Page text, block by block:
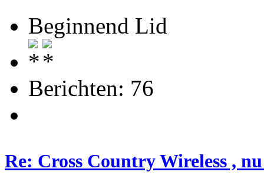
Beginnend Lid
Berichten: 76
Re: Cross Country Wireless ,